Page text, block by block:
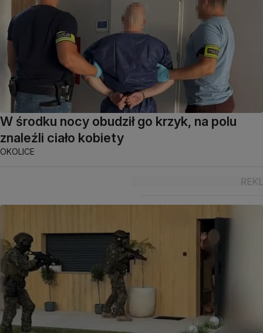
W środku nocy obudził go krzyk, na polu
znaleźli ciało kobiety
OKOLICE